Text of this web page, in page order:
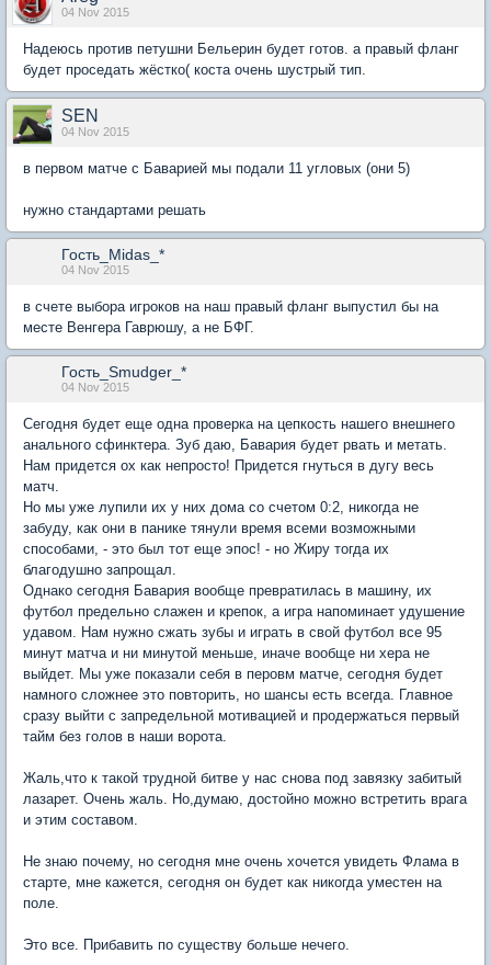
04 Nov 2015
Надеюсь против петушни Бельерин будет готов. а правый фланг
будет проседать жёстко( коста очень шустрый тип.
SEN
04 Nov 2015
в первом матче с Баварией мы подали 11 угловых (они 5)
нужно стандартами решать
Гость_Midas_*
04 Nov 2015
в счете выбора игроков на наш правый фланг выпустил бы на
месте Венгера Гаврюшу, а не БФГ.
Гость_Smudger_*
04 Nov 2015
Сегодня будет еще одна проверка на цепкость нашего внешнего
анального сфинктера. Зуб даю, Бавария будет рвать и метать.
Нам придется ох как непросто! Придется гнуться в дугу весь
матч.
Но мы уже лупили их у них дома со счетом 0:2, никогда не
забуду, как они в панике тянули время всеми возможными
способами, - это был тот еще эпос! - но Жиру тогда их
благодушно запрощал.
Однако сегодня Бавария вообще превратилась в машину, их
футбол предельно слажен и крепок, а игра напоминает удушение
удавом. Нам нужно сжать зубы и играть в свой футбол все 95
минут матча и ни минутой меньше, иначе вообще ни хера не
выйдет. Мы уже показали себя в перовм матче, сегодня будет
намного сложнее это повторить, но шансы есть всегда. Главное
сразу выйти с запредельной мотивацией и продержаться первый
тайм без голов в наши ворота.
Жаль,что к такой трудной битве у нас снова под завязку забитый
лазарет. Очень жаль. Но,думаю, достойно можно встретить врага
и этим составом.
Не знаю почему, но сегодня мне очень хочется увидеть Флама в
старте, мне кажется, сегодня он будет как никогда уместен на
поле.
Это все. Прибавить по существу больше нечего.